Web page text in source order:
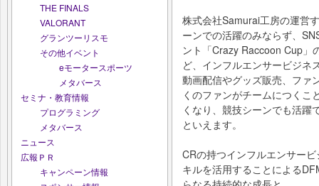
THE FINALS
VALORANT
グランツーリスモ
その他イベント
eモータースポーツ
メタバース
セミナ・教育情報
プログラミング
メタバース
ニュース
広報ＰＲ
キャンペーン情報
株式会社Samurai工房の運営
ーンでの活躍のみならず、
ント「Crazy Raccoon Cup」
ど、インフルエンサービジネ
動画配信やグッズ販売、ファ
くのファンがチームにつくこ
くなり、競技シーンでも活躍
といえます。
CRの持つインフルエンサー
キルを活用することによる